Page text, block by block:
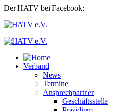
Der HATV bei Facebook:
Verband
News
Termine
Ansprechpartner
Geschäftsstelle